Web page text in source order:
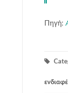
Πηγή: